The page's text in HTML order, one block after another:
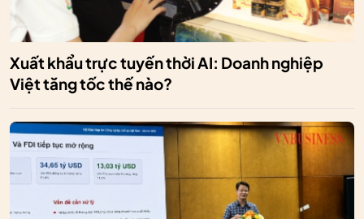
Xuất khẩu trực tuyến thời AI: Doanh nghiệp
Việt tăng tốc thế nào?